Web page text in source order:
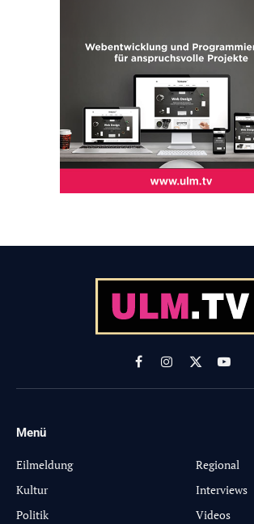
FacebookInstagram
X
(Twitter)
Menü
Eilmeldung
Kultur
Politik
Regional
Interviews
Videos